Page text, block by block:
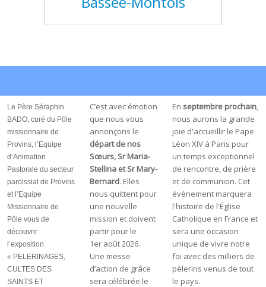
Le Père Séraphin
BADO, curé du Pôle
missionnaire de
Provins, l’Equipe
d’Animation
Pastorale du secteur
paroissial de Provins
et l’Equipe
Missionnaire de
Pôle vous de
découvrir
l’exposition
« PELERINAGES,
CULTES DES
SAINTS ET
C’est avec émotion
que nous vous
annonçons le
départ de nos
Sœurs, Sr Maria-
Stellina et Sr Mary-
Bernard. Elles
nous quittent pour
une nouvelle
mission et doivent
partir pour le
1er août 2026.
Une messe
d’action de grâce
sera célébrée le
En septembre prochain,
nous aurons la grande
joie d'accueillir le Pape
Léon XIV à Paris pour
un temps exceptionnel
de rencontre, de prière
et de communion. Cet
événement marquera
l'histoire de l'Église
Catholique en France et
sera une occasion
unique de vivre notre
foi avec des milliers de
pèlerins venus de tout
le pays.